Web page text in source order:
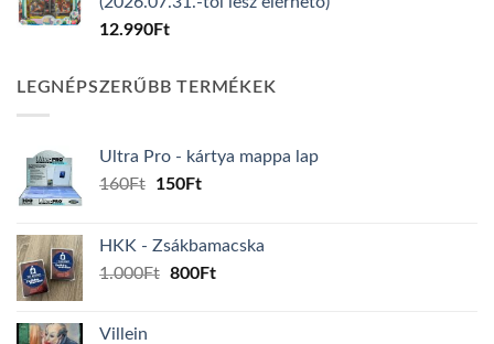
12.990Ft
LEGNÉPSZERŰBB TERMÉKEK
Ultra Pro - kártya mappa lap
160Ft
Original
160Ft.
150FtCurrent
150Ft.
HKK - Zsákbamacska
1.000Ft Original
800FtCurrent
Villein